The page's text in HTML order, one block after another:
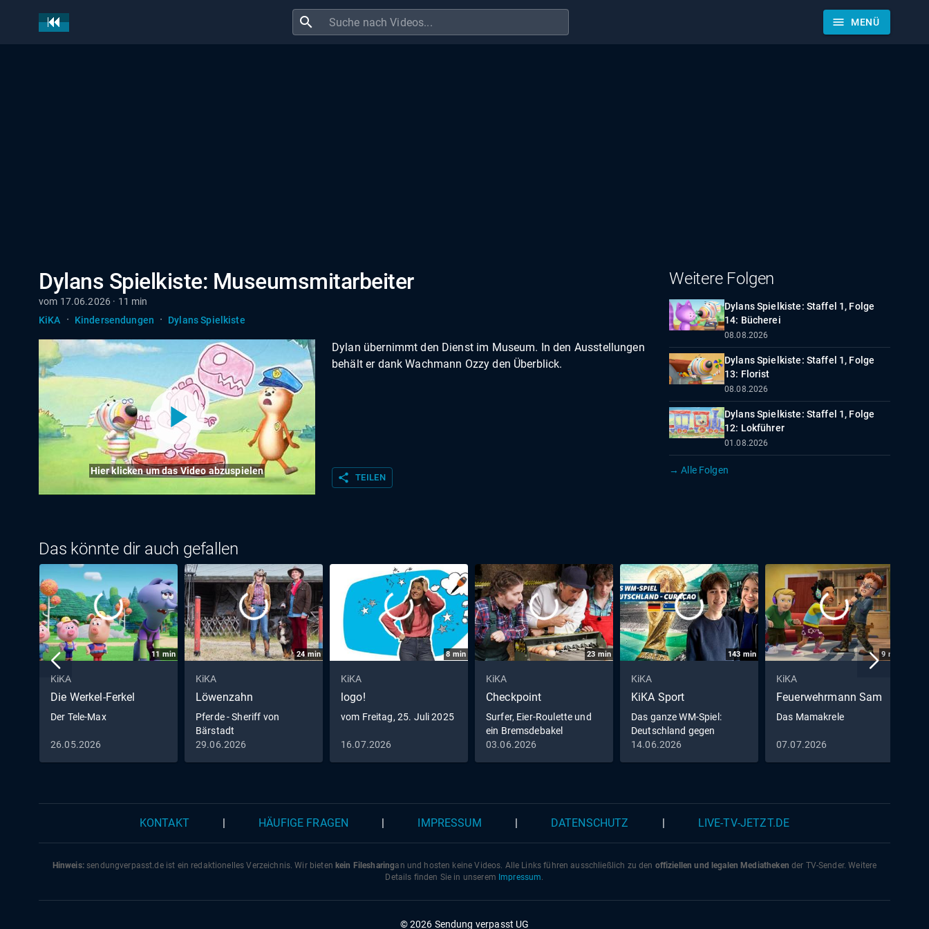
search menu MENÜ
Dylans Spielkiste: Museumsmitarbeiter
vom 17.06.2026 · 11 min
KiKA
· Kindersendungen · Dylans Spielkiste
Hier klicken um das Video abzuspielen
Dylan übernimmt den Dienst im Museum. In den Ausstellungen
behält er dank Wachmann Ozzy den Überblick.
share TEILEN
Weitere Folgen
Dylans Spielkiste: Staffel 1, Folge
14: Bücherei
08.08.2026
Dylans Spielkiste: Staffel 1, Folge
13: Florist
08.08.2026
Dylans Spielkiste: Staffel 1, Folge
12: Lokführer
01.08.2026
→ Alle Folgen
Das könnte dir auch gefallen
11 min
KiKA
Die Werkel-Ferkel
Der Tele-Max
26.05.2026
24min
KiKA
Löwenzahn
Pferde - Sheriff von
Bärstadt
29.06.2026
8 min
KiKA
logo!
vom Freitag, 25. Juli 2025
16.07.2026
23 min
KiKA
Checkpoint
Surfer, Eier-Roulette und
ein Bremsdebakel
03.06.2026
143 min
KiKA
KiKA Sport
Das ganze WM-Spiel:
Deutschland gegen
Curaçao
14.06.2026
9 min
KiKA
Feuerwehrmann Sam
Das Mamakrele
07.07.2026
KONTAKT HÄUFIGE FRAGEN IMPRESSUM DATENSCHUTZ LIVE-TV-JETZT.DE
Hinweis:sendungverpasst.deist ein redaktionelles Verzeichnis. Wir bieten kein Filesharingan und hosten keine Videos. Alle Links führen ausschließlich zu den offiziellen und legalen Mediatheken der TV-Sender. Weitere
Details finden Sie in unserem Impressum.
© 2026 Sendung verpasst UG